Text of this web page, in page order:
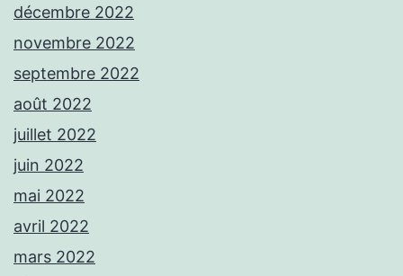
décembre 2022
novembre 2022
septembre 2022
août 2022
juillet 2022
juin 2022
mai 2022
avril 2022
mars 2022